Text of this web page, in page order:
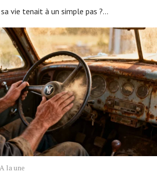
vie tenait à un simple pas ?...
A la une